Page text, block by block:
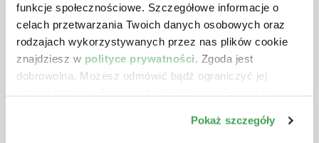
funkcje społecznościowe. Szczegółowe informacje o
celach przetwarzania Twoich danych osobowych oraz
rodzajach wykorzystywanych przez nas plików cookie
znajdziesz w polityce prywatności. Zgoda jest
dobrowolna. Możesz odmówić bądź ograniczyć jej
Pokaż szczegóły